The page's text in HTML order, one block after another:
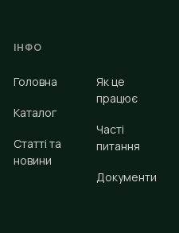
ІНФО
Головна
Каталог
Статті та
новини
Як це
працює
Часті
питання
Документи